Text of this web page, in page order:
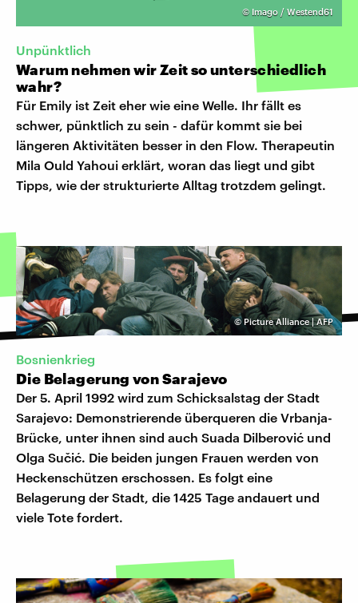
© Imago / Westend61
Unpünktlich
Warum nehmen wir Zeit so unterschiedlich
wahr?
Für Emily ist Zeit eher wie eine Welle. Ihr fällt es
schwer, pünktlich zu sein - dafür kommt sie bei
längeren Aktivitäten besser in den Flow. Therapeutin
Mila Ould Yahoui erklärt, woran das liegt und gibt
Tipps, wie der strukturierte Alltag trotzdem gelingt.
©Picture Alliance | AFP
Bosnienkrieg
Die Belagerung von Sarajevo
Der 5. April 1992 wird zum Schicksalstag der Stadt
Sarajevo: Demonstrierende überqueren die Vrbanja-
Brücke, unter ihnen sind auch Suada Dilberović und
Olga Sučić. Die beiden jungen Frauen werden von
Heckenschützen erschossen. Es folgt eine
Belagerung der Stadt, die 1425 Tage andauert und
viele Tote fordert.